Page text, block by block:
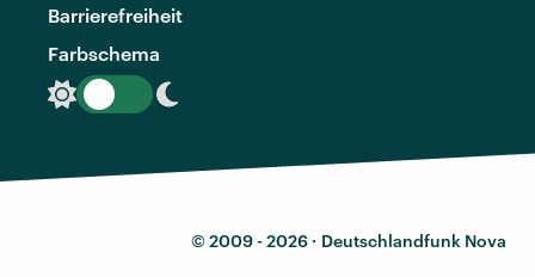
Barrierefreiheit
Farbschema
© 2009 - 2026 · Deutschlandfunk Nova